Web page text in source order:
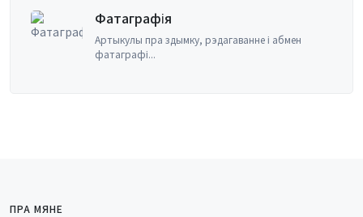
Бухгалтэрыя
Прынцыпы бухгалтарскага ўліку,
ПРА МЯНЕ